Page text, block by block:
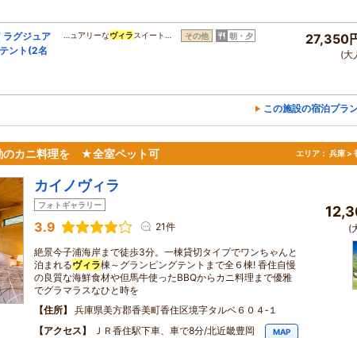
ラグジュア
ント(2名
…ュアリーなヴィラスイート… その他 朝・夕 27,350
(大
この施設の宿泊プラ
のカニ料理を ★全室ペット可 エリア： 兵庫 >
カイノヴィラ
フォトギャラリー
3.9 21件
絶景今子浦海岸まで徒歩3分。一棟貸切タイプでワンちゃんと
泊まれるヴィラ棟～グランピングテントまで全６棟! 香住自慢
の良質な海鮮食材や但馬牛使ったBBQからカニ料理まで優雅
でグラマラスなひと時を
住所
兵庫県美方郡香美町香住区境字タルベ６０４‐１
アクセス
ＪＲ香住駅下車、車で8分/北近畿豊岡
MAP
(